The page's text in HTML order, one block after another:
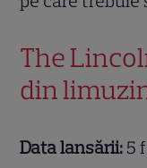
The
din
Data lansării: 5